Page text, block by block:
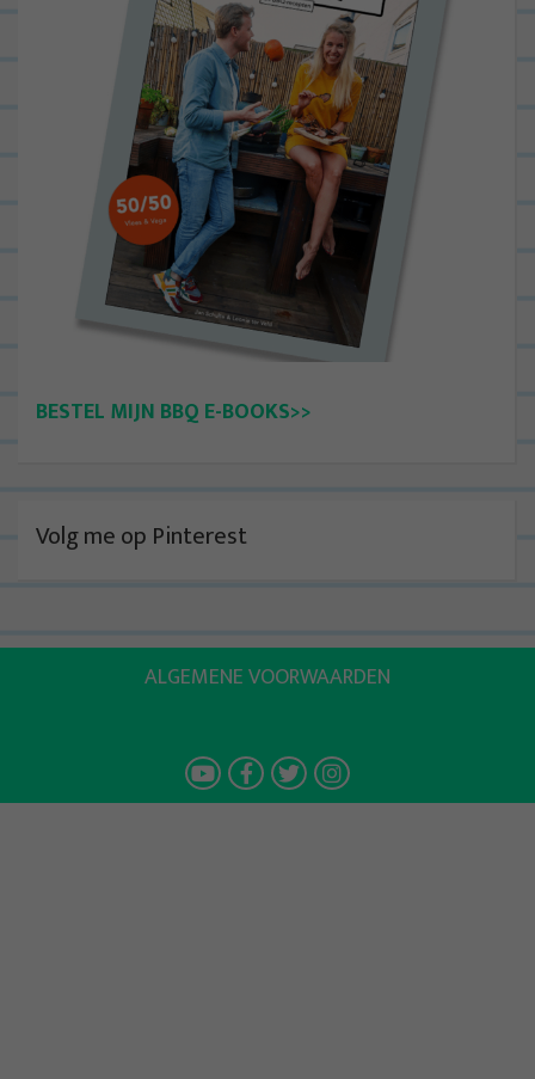
BESTEL MIJN BBQ E-BOOKS>>
Volg me op Pinterest
ALGEMENE VOORWAARDEN